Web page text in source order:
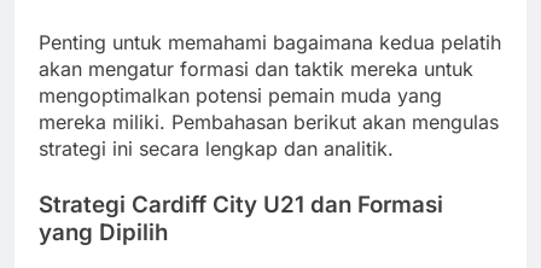
Penting untuk memahami bagaimana kedua pelatih
akan mengatur formasi dan taktik mereka untuk
mengoptimalkan potensi pemain muda yang
mereka miliki. Pembahasan berikut akan mengulas
strategi ini secara lengkap dan analitik.
Strategi Cardiff City U21 dan Formasi
yang Dipilih